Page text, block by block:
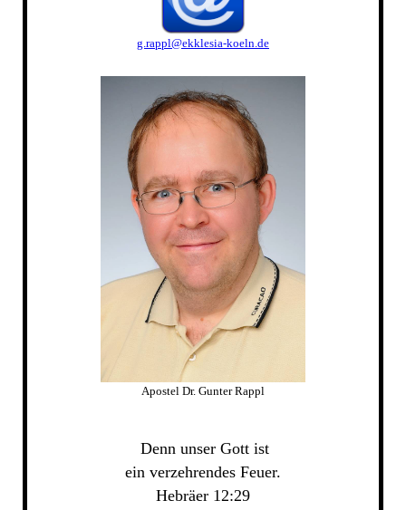
g.rappl@ekklesia-koeln.de
Apostel Dr. Gunter Rappl
Denn unser Gott ist
ein verzehrendes Feuer.
Hebräer 12:29